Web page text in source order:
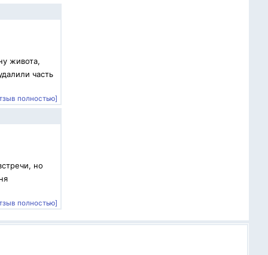
живота,
часть
полностью]
но
полностью]